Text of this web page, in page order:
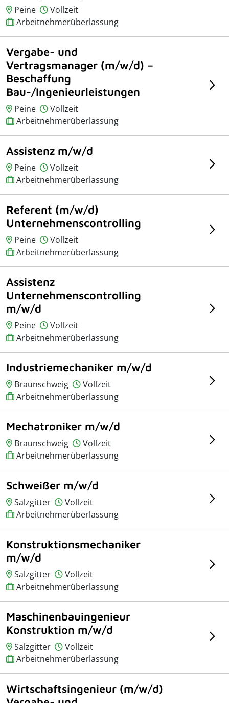
Peine
Vollzeit
Arbeitnehmerüberlassung
Vergabe- und
Vertragsmanager (m/w/d) –
Beschaffung
Bau-/Ingenieurleistungen
Peine
Vollzeit
Arbeitnehmerüberlassung
Assistenz m/w/d
Peine
Vollzeit
Arbeitnehmerüberlassung
Referent (m/w/d)
Unternehmenscontrolling
Peine
Vollzeit
Arbeitnehmerüberlassung
Assistenz
Unternehmenscontrolling
m/w/d
Peine
Vollzeit
Arbeitnehmerüberlassung
Industriemechaniker m/w/d
Braunschweig
Vollzeit
Arbeitnehmerüberlassung
Mechatroniker m/w/d
Braunschweig
Vollzeit
Arbeitnehmerüberlassung
Schweißer m/w/d
Salzgitter
Vollzeit
Arbeitnehmerüberlassung
Konstruktionsmechaniker
m/w/d
Salzgitter
Vollzeit
Arbeitnehmerüberlassung
Maschinenbauingenieur
Konstruktion m/w/d
Salzgitter
Vollzeit
Arbeitnehmerüberlassung
Wirtschaftsingenieur (m/w/d)